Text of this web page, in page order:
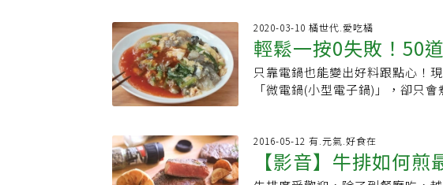
整，才能磨合到最恰好的狀態。
變，只有怨懟。「她老是抓著過
一直把煩惱背在身上，怎麼會快
子也都圍在她的身邊。」王培仁
如何修正才會變好吃。之於身體
處的方式，「我變得更積極運動
要是不太麻煩又能養生、增強體
不行幾年前因為店租緣故，王培
洋蔥去皮後切成小丁；聖女小番
拭乾，切成小條狀。將上述食材
排好，上面放置煎過的天貝片。
均勻撒上義大利香料及50g的披
200℃再烘烤約10 分鐘，取出在
新起點健康促進協會顧問、台灣
《去濕養身食養薑料理》、《原
決定癒病力》等書。溫馨提醒：
鍋內，以小火拌炒（留意不要炒
3.在步驟2料中加入高湯，轉大
鐘。最後再打入蛋。依個人喜好
（分量外）。【雞肉丸子水波
醬油2小匙、鹽.胡椒各少許、水2
鹽少許●作法1.將雞絞肉、A料放
菠菜用熱水汆燙後瀝乾，切成
油 40cc（依喜好調整）、玉米粉
步驟1. 冷鍋下油、韓國椿醬，開
泡、黏稠，起鍋備用。2. 同鍋下
五花炒到上色。3. 接著加入馬鈴
變半透明後，先將蔬菜撥到旁邊
絲、白芝麻即完成。●炒醬時火
掉。●炒蔬菜的時候用大火，才
鐘食材：雞腿肉 2片、薑 20g 、
鹽 5g 、豬血糕 50g 、花椰菜
魚醬 1小匙、白胡椒粉 1g、初榨
匙、白胡椒粉 5g、海鹽 3g、燕
時加入雞腿肉，蓋鍋蓋以小火煮5
水，鍋內雞湯過濾之後備用。5
丁。所有蔬菜汆燙約1分半鐘，
的「無壓力餐桌提案」，料理新
氣料理：維也納炸雞】● 小撇步
存袋中，冷凍下可保存3周，要
他部位的雞肉，例如雞腿肉會比
油，就使用小一點的鍋子，分多
檬擠汁，把雞塊放入密封容器內
小時～隔夜。2.醃好的雞塊，依
2020-03-10 橘世代.愛吃橘
輕鬆一按0失敗！50
天
只靠電鍋也能變出好料跟點心！
「微電鍋(小型電子鍋)」，卻只
上桌！【主食：方便快速不油膩
後，立刻倒入打勻的蛋汁，迅速
果，而且還少了大量油分，吃來
2016-05-12 有.元氣.好食在
【影音】牛排如何煎